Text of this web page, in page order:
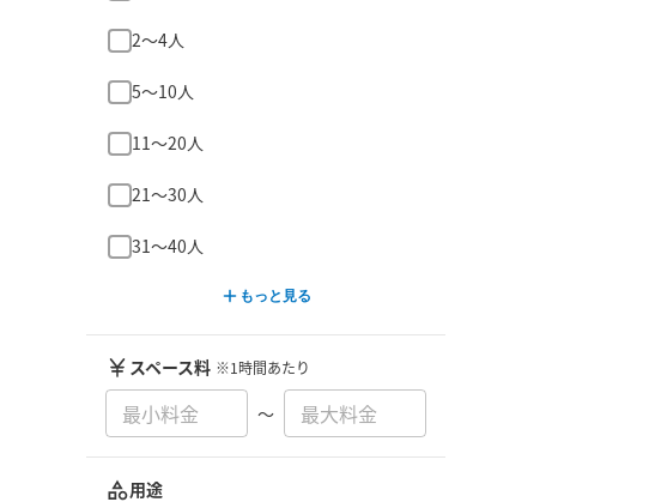
2〜4人
5〜10人
11〜20人
21〜30人
31〜40人
もっと見る
スペース料 ※1時間あたり
〜
用途